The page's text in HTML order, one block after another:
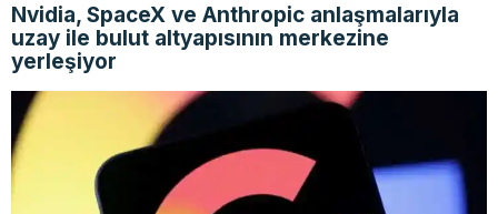
Nvidia, SpaceX ve Anthropic anlaşmalarıyla
uzay ile bulut altyapısının merkezine
yerleşiyor